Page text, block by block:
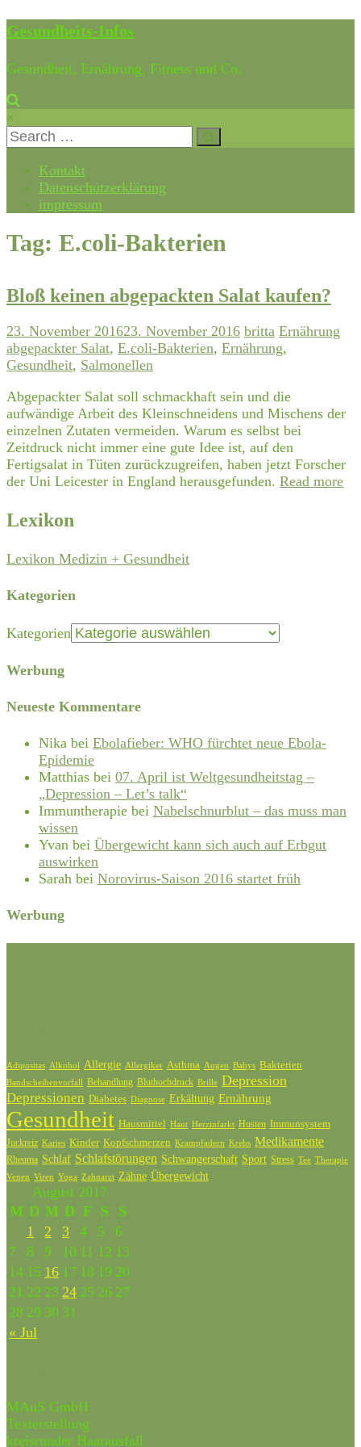
Gesundheits-Infos
Gesundheit, Ernährung, Fitness und Co.
×
Kontakt
Datenschutzerklärung
impressum
Tag: E.coli-Bakterien
Bloß keinen abgepackten Salat kaufen?
23. November 201623. November 2016 britta Ernährung
abgepackter Salat, E.coli-Bakterien, Ernährung,
Gesundheit, Salmonellen
Abgepackter Salat soll schmackhaft sein und die
aufwändige Arbeit des Kleinschneidens und Mischens der
einzelnen Zutaten vermeiden. Warum es selbst bei
Zeitdruck nicht immer eine gute Idee ist, auf den
Fertigsalat in Tüten zurückzugreifen, haben jetzt Forscher
der Uni Leicester in England herausgefunden. Read more
Lexikon
Lexikon Medizin + Gesundheit
Kategorien
Kategorien
Werbung
Neueste Kommentare
Nika bei Ebolafieber: WHO fürchtet neue Ebola-
Epidemie
Matthias bei 07. April ist Weltgesundheitstag –
„Depression – Let’s talk“
Immuntherapie bei Nabelschnurblut – das muss man
wissen
Yvan bei Übergewicht kann sich auch auf Erbgut
auswirken
Sarah bei Norovirus-Saison 2016 startet früh
Werbung
Adipositas Alkohol Allergie Allergiker Asthma Augen Babys Bakterien
Bandscheibenvorfall Behandlung Bluthochdruck Brille Depression
Depressionen Diabetes Diagnose Erkältung Ernährung
Gesundheit Hausmittel Haut Herzinfarkt Husten Immunsystem
Juckreiz Karies Kinder Kopfschmerzen Krampfadern Krebs Medikamente
Rheuma Schlaf Schlafstörungen Schwangerschaft Sport Stress Tee Therapie
Venen Viren Yoga Zahnarzt Zähne Übergewicht
August 2017
M D M D F S S
« Jul
1 2 3 4 5
6
7
8 9 10 11 12 13
14 15 16 17 18 19 20
21 22 23 24 25 26 27
28 29 30 31
MAuS GmbH
Texterstellung
kreisrunder Haarausfall